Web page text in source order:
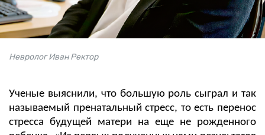
Невролог Иван Ректор
Ученые выяснили, что большую роль сыграл и так
называемый пренатальный стресс, то есть перенос
стресса будущей матери на еще не рожденного